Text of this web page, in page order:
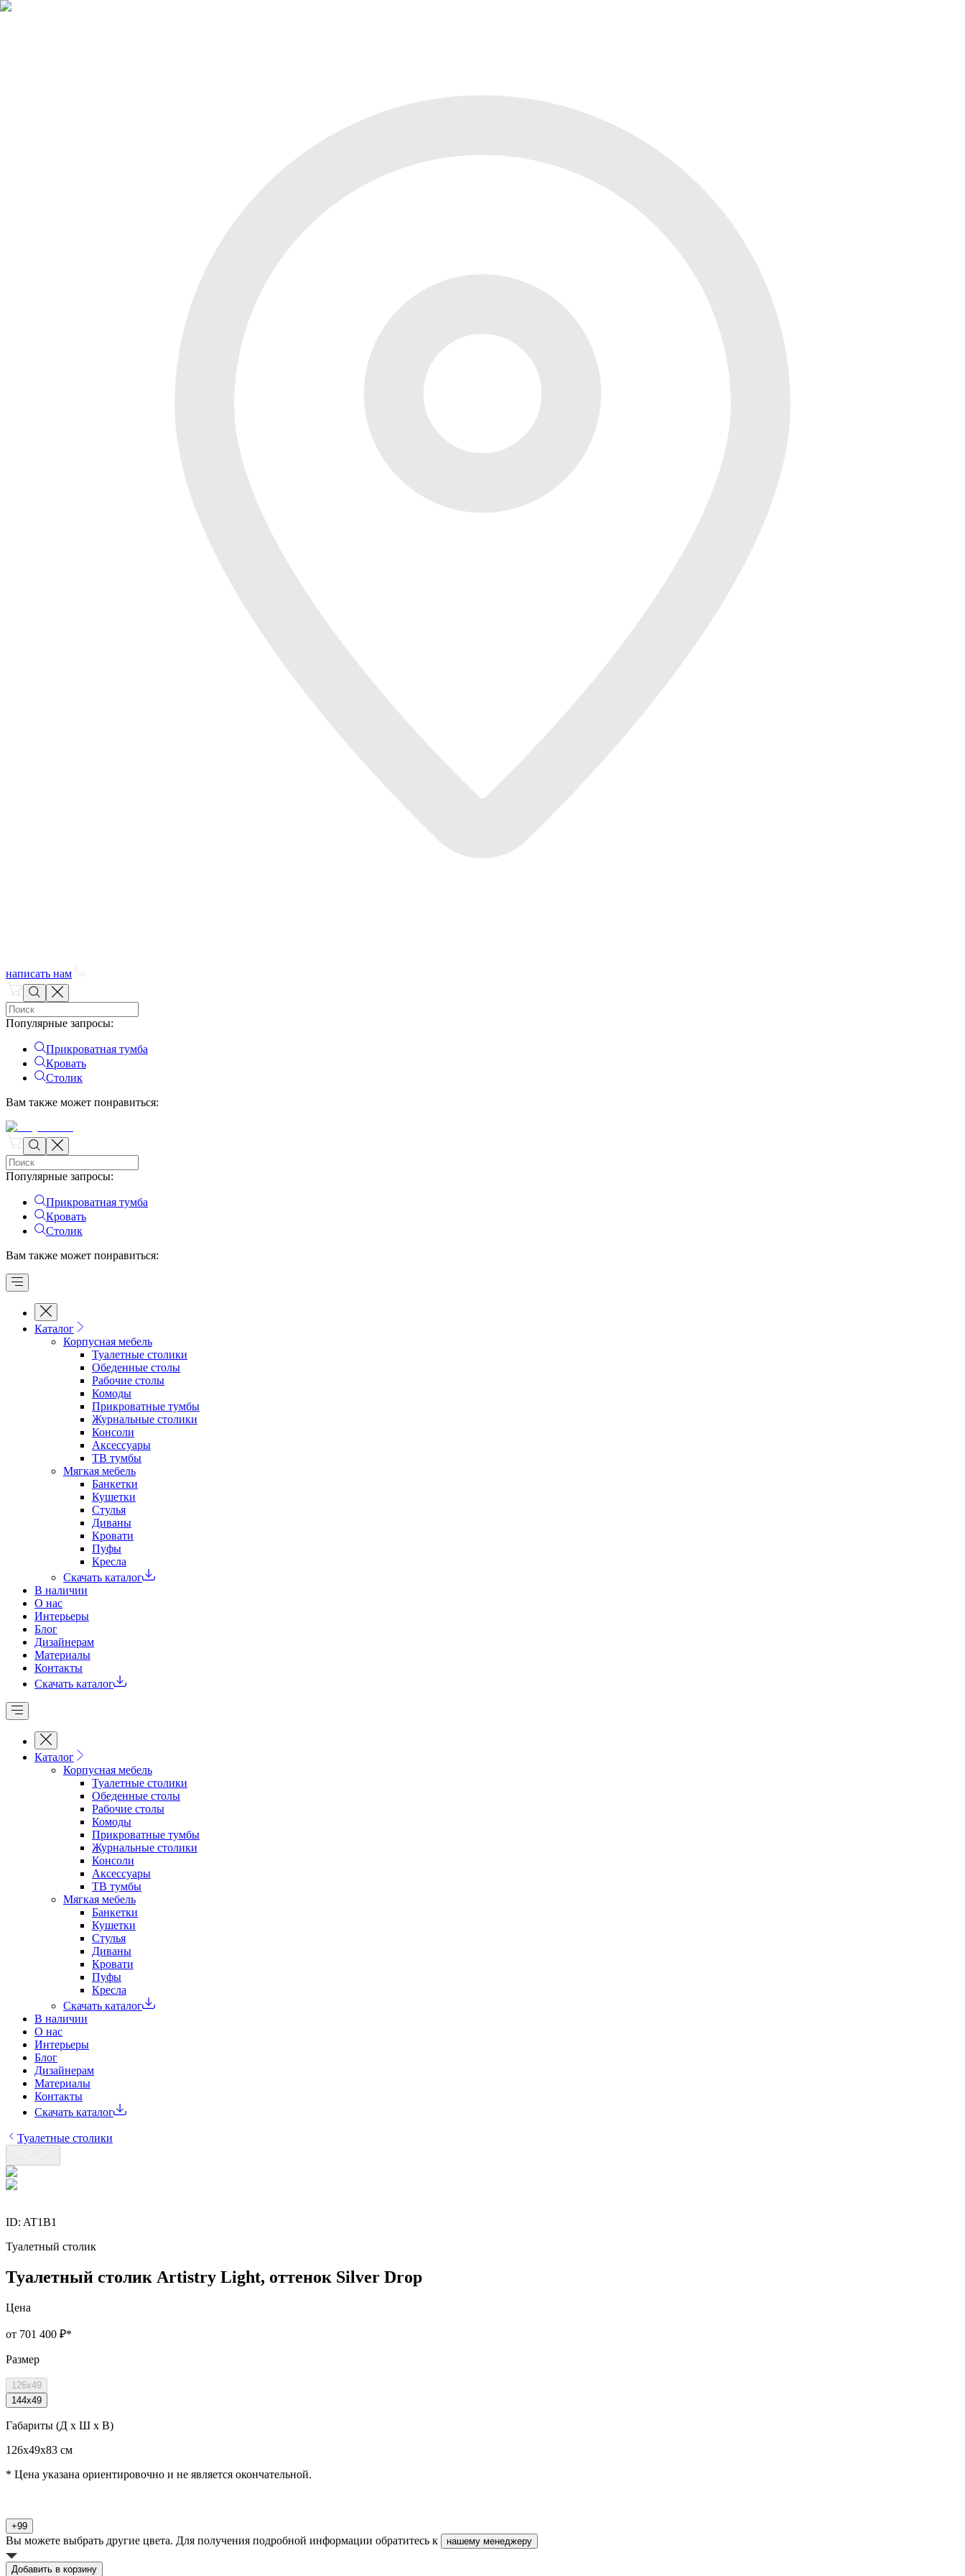
написать нам
Популярные запросы:
Прикроватная тумба
Кровать
Столик
Вам также может понравиться:
Популярные запросы:
Прикроватная тумба
Кровать
Столик
Вам также может понравиться:
Каталог
Корпусная мебель
Туалетные столики
Обеденные cтолы
Рабочие столы
Комоды
Прикроватные тумбы
Журнальные столики
Консоли
Аксессуары
ТВ тумбы
Мягкая мебель
Банкетки
Кушетки
Стулья
Диваны
Кровати
Пуфы
Кресла
Скачать каталог
В наличии
О нас
Интерьеры
Блог
Дизайнерам
Материалы
Контакты
Скачать каталог
Каталог
Корпусная мебель
Туалетные столики
Обеденные cтолы
Рабочие столы
Комоды
Прикроватные тумбы
Журнальные столики
Консоли
Аксессуары
ТВ тумбы
Мягкая мебель
Банкетки
Кушетки
Стулья
Диваны
Кровати
Пуфы
Кресла
Скачать каталог
В наличии
О нас
Интерьеры
Блог
Дизайнерам
Материалы
Контакты
Скачать каталог
Туалетные столики
ID: AT1B1
Туалетный столик
Туалетный столик Artistry Light, оттенок Silver Drop
Цена
от 701 400 ₽*
Размер
126x49
144x49
Габариты (Д x Ш x В)
126x49x83 см
* Цена указана ориентировочно и не является окончательной.
+99
Вы можете выбрать другие цвета. Для получения подробной информации обратитесь к нашему менеджеру
Добавить в корзину